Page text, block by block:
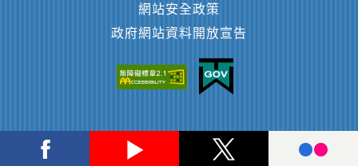
網站安全政策
政府網站資料開放宣告
Facebook Youtube